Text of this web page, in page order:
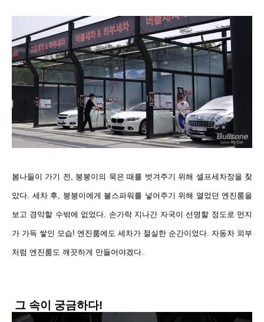
봄나들이 가기 전, 붕붕이의 묵은 때를 벗겨주기 위해 셀프세차장을 찾
았다. 세차 후, 붕붕이에게 불스파워를 넣어주기 위해 열었던 엔진룸을
보고 경악할 수밖에 없었다. 손가락 지나간 자국이 선명할 정도로 먼지
가 가득 쌓인 모습! 엔진룸에도 세차가 절실한 순간이었다. 자동차 외부
처럼 엔진룸도 깨끗하게 만들어야겠다.
그 속이 궁금하다!